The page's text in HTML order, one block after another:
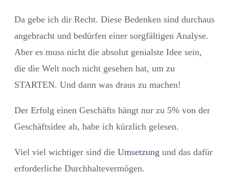
Da gebe ich dir Recht. Diese Bedenken sind durchaus
angebracht und bedürfen einer sorgfältigen Analyse.
Aber es muss nicht die absolut genialste Idee sein,
die die Welt noch nicht gesehen hat, um zu
STARTEN. Und dann was draus zu machen!
Der Erfolg einen Geschäfts hängt nur zu 5% von der
Geschäftsidee ab, habe ich kürzlich gelesen.
Viel viel wichtiger sind die Umsetzung und das dafür
erforderliche Durchhaltevermögen.